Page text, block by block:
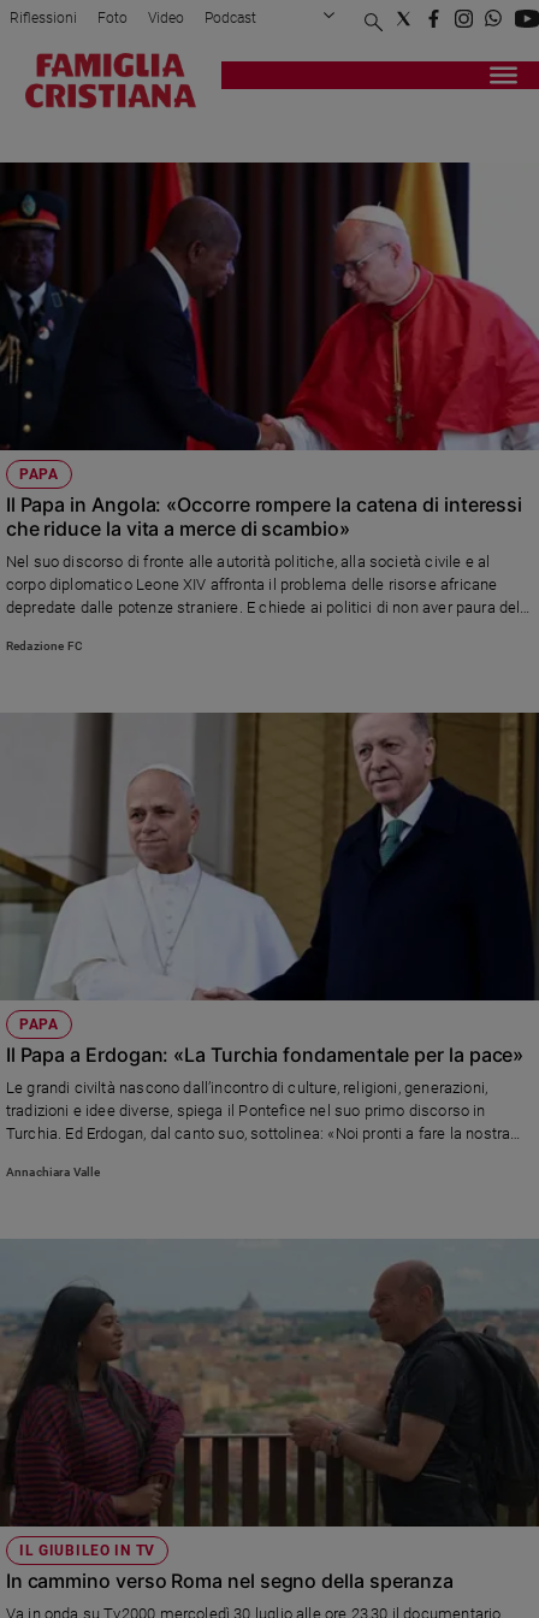
Attualità
Mondo
Economia
Legalità
e
giustizia
Sport
Interviste
Papa
Papa
Chiesa
Chiesa
e
giorno
Santo
giorno
Società
e
valori
Ambiente
e
Creato
Volontariato
Aziende
valore
Caso
della
settimana
Migranti
Diversità
inclusione
Costume
Cultura
e
spettacoli
Riflessioni Foto Video Podcast
Privacy Policy Chi siamo
Registrati Redazione
PAPA
Il Papa in Angola: «Occorre rompere la catena di interessi
che riduce la vita a merce di scambio»
Nel suo discorso di fronte alle autorità politiche, alla società civile e al
corpo diplomatico Leone XIV affronta il problema delle risorse africane
depredate dalle potenze straniere. E chiede ai politici di non aver paura del
Redazione FC
PAPA
Il Papa a Erdogan: «La Turchia fondamentale per la pace»
Le grandi civiltà nascono dall’incontro di culture, religioni, generazioni,
tradizioni e idee diverse, spiega il Pontefice nel suo primo discorso in
Turchia. Ed Erdogan, dal canto suo, sottolinea: «Noi pronti a fare la nostra
Annachiara Valle
IL GIUBILEO IN TV
In cammino verso Roma nel segno della speranza
Va in onda su Tv2000 mercoledì 30 luglio alle ore 23,30 il documentario